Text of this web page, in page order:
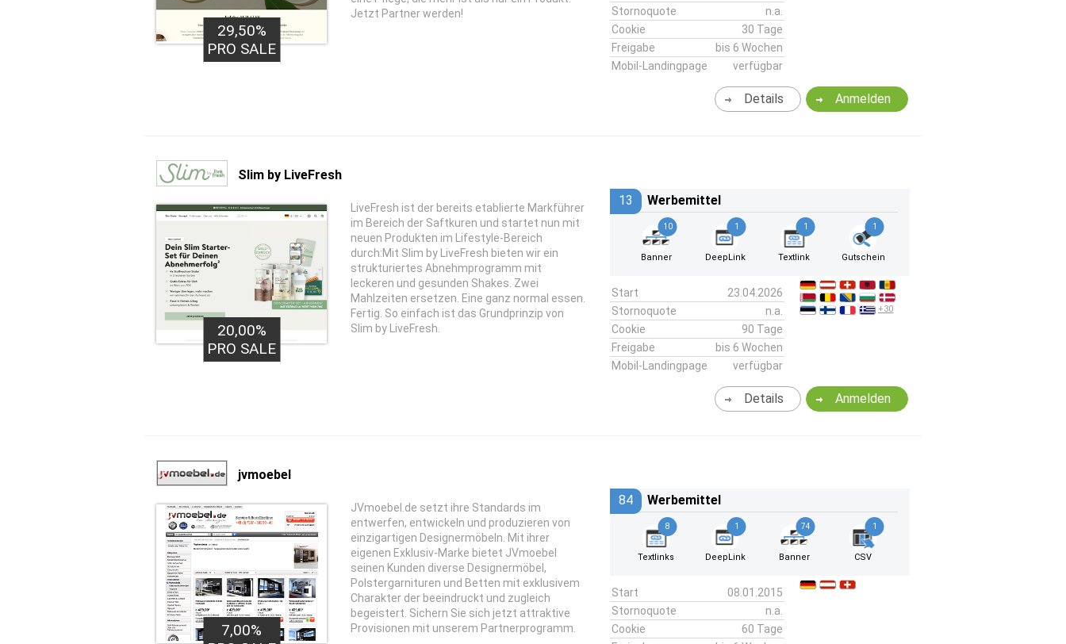
29,50%
PRO SALE
Jetzt Partner werden!
Stornoquote
n.a.
Cookie
30 Tage
Freigabe
bis 6 Wochen
Mobil-Landingpage
verfügbar
Anmelden
Details
Slim by LiveFresh
20,00%
PRO SALE
LiveFresh ist der bereits etablierte Markführer
im Bereich der Saftkuren und startet nun mit
neuen Produkten im Lifestyle-Bereich
durch:Mit Slim by LiveFresh bieten wir ein
strukturiertes Abnehmprogramm mit
leckeren und gesunden Shakes. Zwei
Mahlzeiten ersetzen. Eine ganz normal essen.
Fertig. So einfach ist das Grundprinzip von
Slim by LiveFresh.
13 Werbemittel
10
Banner
1
DeepLink
1
Textlink
1
Gutschein
Start
23.04.2026
Stornoquote
n.a.
Cookie
90 Tage
Freigabe
bis 6 Wochen
Mobil-Landingpage
verfügbar
+30
Anmelden
Details
jvmoebel
7,00%
JVmoebel.de setzt ihre Standards im
entwerfen, entwickeln und produzieren von
einzigartigen Designermöbeln. Mit ihrer
eigenen Exklusiv-Marke bietet JVmoebel
seinen Kunden diverse Designermöbel,
Polstergarnituren und Betten mit exklusivem
Charakter der beeindruckt und zugleich
begeistert. Sichern Sie sich jetzt attraktive
Provisionen mit unserem Partnerprogramm.
84 Werbemittel
8
Textlinks
1
DeepLink
74
Banner
1
CSV
Start
08.01.2015
Stornoquote
n.a.
Cookie
60 Tage